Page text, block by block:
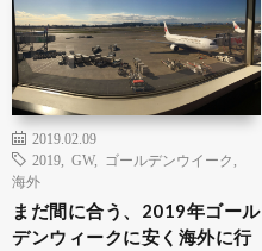
2019.02.09
2019
GW, ゴールデンウイーク
海外
まだ間に合う、2019年ゴール
デンウィークに安く海外に行